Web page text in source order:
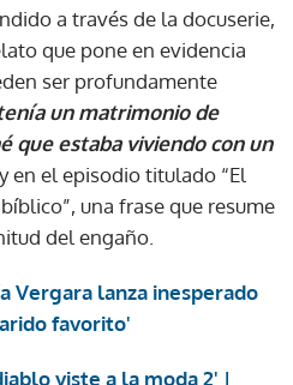
a través de la docuserie,
que pone en evidencia
ser profundamente
un matrimonio de
que estaba viviendo con un
en el episodio titulado “El
una frase que resume
del engaño.
Vergara lanza inesperado
favorito'
viste a la moda 2' |